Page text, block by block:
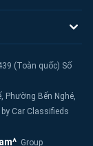
(Toàn quốc) Số
Phường Bến Nghé,
Car Classifieds
Group